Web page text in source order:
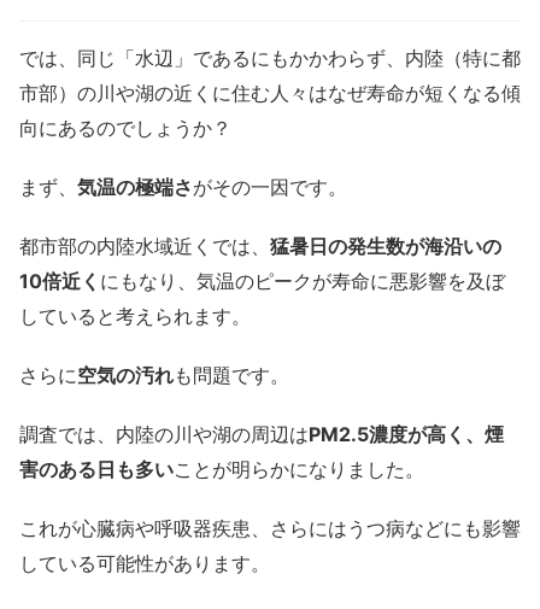
では、同じ「水辺」であるにもかかわらず、内陸（特に都
市部）の川や湖の近くに住む人々はなぜ寿命が短くなる傾
向にあるのでしょうか？
まず、 気温の極端さがその一因です。
都市部の内陸水域近くでは、 猛暑日の発生数が海沿いの
10倍近く にもなり、気温のピークが寿命に悪影響を及ぼ
していると考えられます。
さらに空気の汚れも問題です。
調査では、内陸の川や湖の周辺はPM2.5濃度が高く、煙
害のある日も多いことが明らかになりました。
これが心臓病や呼吸器疾患、さらにはうつ病などにも影響
している可能性があります。